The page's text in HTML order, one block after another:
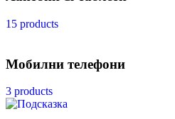
15 products
Мобилни телефони
3 products